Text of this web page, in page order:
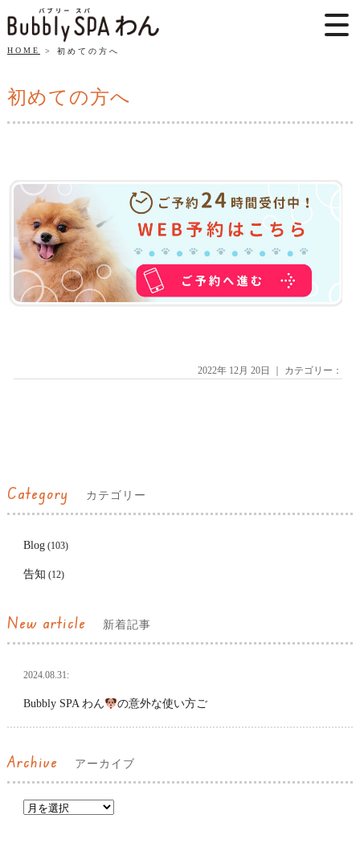
HOME 初めての方へ
初めての方へ
2022年 12月 20日 ｜ カテゴリー：
Category カテゴリー
Blog(103)
告知 (12)
New article 新着記事
2024.08.31:
Bubbly SPA わん の意外な使い方ご
Archive アーカイブ